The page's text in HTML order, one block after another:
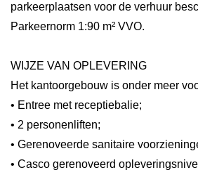
parkeerplaatsen voor de verhuur
Parkeernorm 1:90 m² VVO.
WIJZE VAN OPLEVERING
Het kantoorgebouw is onder meer
• Entree met receptiebalie;
• 2 personenliften;
• Gerenoveerde sanitaire
• Casco gerenoveerd